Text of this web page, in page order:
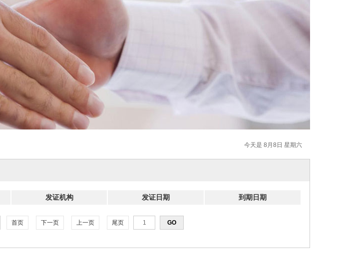
今天是 8月8日 星期六
发证机构 发证日期 到期日期
首页 下一页 上一页 尾页